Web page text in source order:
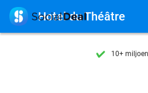
7 dagen per
10+
 Hotel du Théâtre